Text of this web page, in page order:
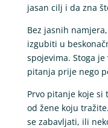
jasan cilj i da zna
Bez jasnih
izgubiti u
spojevima. Stoga
pitanja prije nego
Prvo pitanje koje si
od žene koju
se zabavljati, ili